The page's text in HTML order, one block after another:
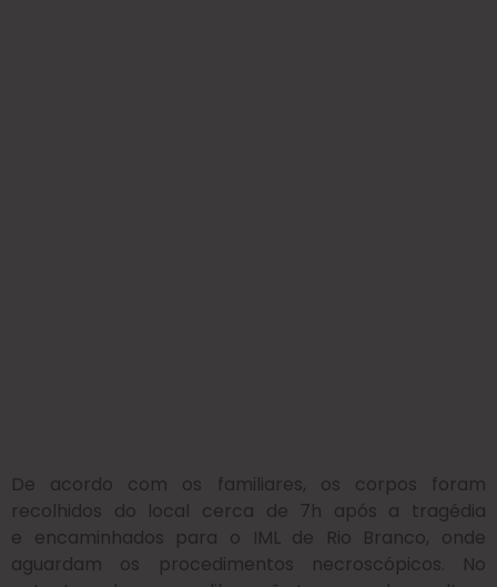
De acordo com os familiares, os corpos foram
recolhidos do local cerca de 7h após a tragédia
e encaminhados para o IML de Rio Branco, onde
aguardam os procedimentos necroscópicos. No